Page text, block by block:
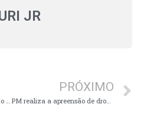
JR
PRÓXIMO
PM realiza a apreensão de drogas e comprimidos abortivos em Machado